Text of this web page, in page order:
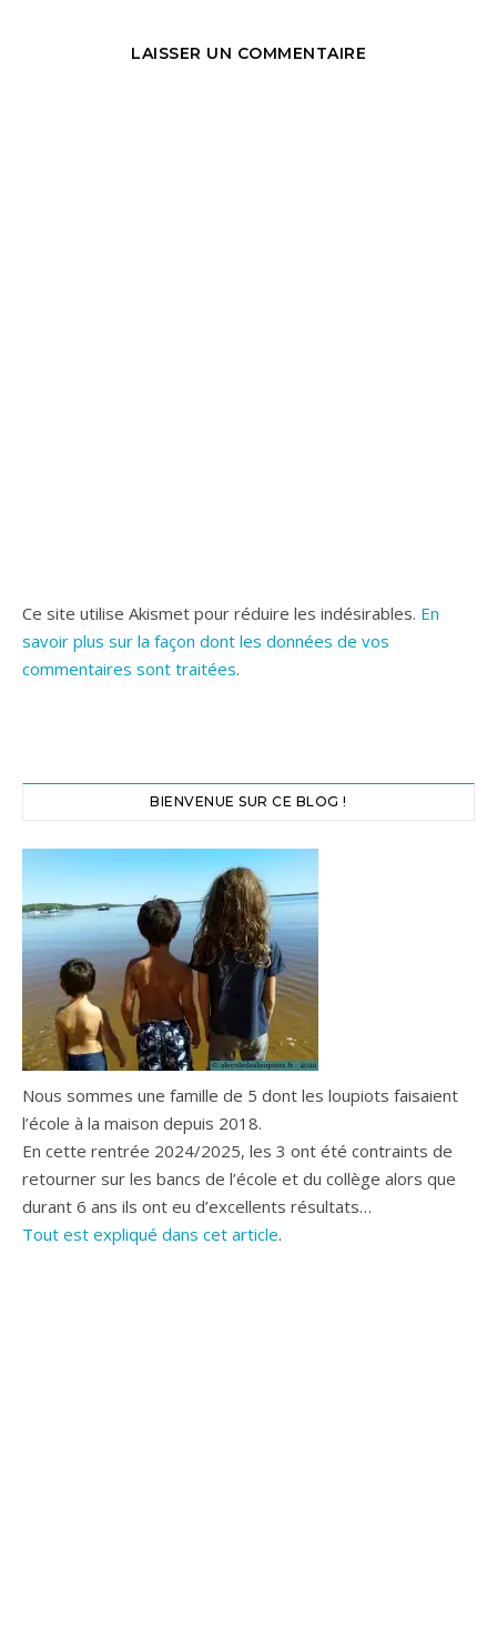
LAISSER UN COMMENTAIRE
Ce site utilise Akismet pour réduire les indésirables. En
savoir plus sur la façon dont les données de vos
commentaires sont traitées.
BIENVENUE SUR CE BLOG !
Nous sommes une famille de 5 dont les loupiots faisaient
l’école à la maison depuis 2018.
En cette rentrée 2024/2025, les 3 ont été contraints de
retourner sur les bancs de l’école et du collège alors que
durant 6 ans ils ont eu d’excellents résultats…
Tout est expliqué dans cet article.